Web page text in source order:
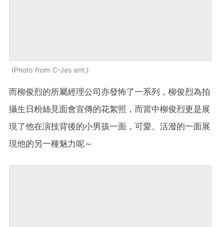
Photo from C-Jes ent.
而柳俊烈的所屬經理公司亦發怖了一系列，柳俊烈為拍
攝生日粉絲見面會宣傳的花絮照，而當中柳俊烈更是展
現了他在演技背後的小男孩一面，可愛、活潑的一面展
現他的另一種魅力呢～